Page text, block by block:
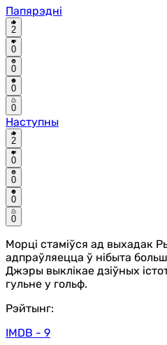
Папярэдні
2
0
0
0
0
Наступны
2
0
0
0
0
Морці стаміўся ад выхадак
адпраўляецца ў нібыта
Джэры выклікае дзіўных
гульне у гольф.
Рэйтынг:
IMDB - 9